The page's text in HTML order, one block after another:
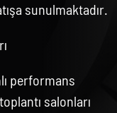
sunulmaktadır.
performans
salonları